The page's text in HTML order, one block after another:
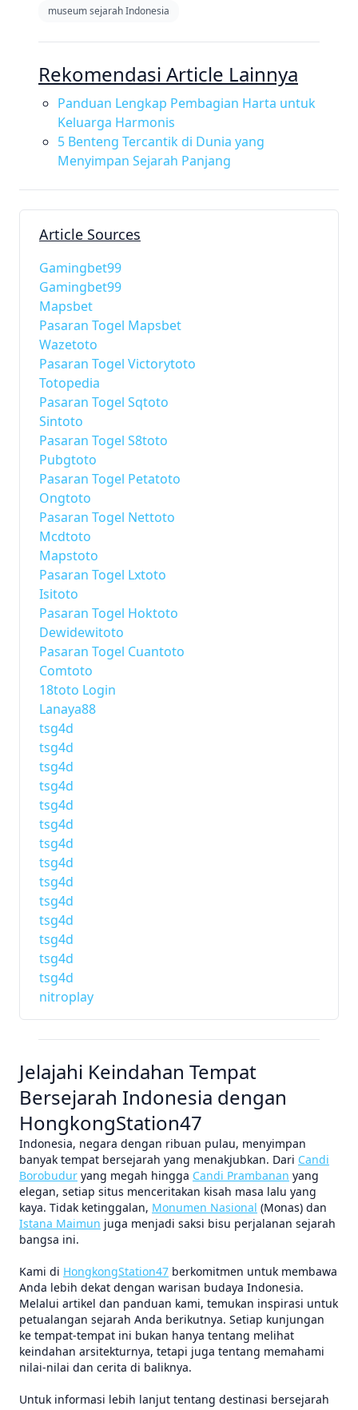
museum sejarah Indonesia
Rekomendasi Article Lainnya
Panduan Lengkap Pembagian Harta untuk
Keluarga Harmonis
5 Benteng Tercantik di Dunia yang
Menyimpan Sejarah Panjang
Article Sources
Gamingbet99
Gamingbet99
Mapsbet
Pasaran Togel Mapsbet
Wazetoto
Pasaran Togel Victorytoto
Totopedia
Pasaran Togel Sqtoto
Sintoto
Pasaran Togel S8toto
Pubgtoto
Pasaran Togel Petatoto
Ongtoto
Pasaran Togel Nettoto
Mcdtoto
Mapstoto
Pasaran Togel Lxtoto
Isitoto
Pasaran Togel Hoktoto
Dewidewitoto
Pasaran Togel Cuantoto
Comtoto
18toto Login
Lanaya88
tsg4d
tsg4d
tsg4d
tsg4d
tsg4d
tsg4d
tsg4d
tsg4d
tsg4d
tsg4d
tsg4d
tsg4d
tsg4d
tsg4d
nitroplay
Jelajahi Keindahan Tempat
Bersejarah Indonesia dengan
HongkongStation47
Indonesia, negara dengan ribuan pulau, menyimpan
banyak tempat bersejarah yang menakjubkan. Dari Candi
Borobudur yang megah hingga Candi Prambanan yang
elegan, setiap situs menceritakan kisah masa lalu yang
kaya. Tidak ketinggalan, Monumen Nasional (Monas) dan
Istana Maimun juga menjadi saksi bisu perjalanan sejarah
bangsa ini.
Kami di HongkongStation47 berkomitmen untuk membawa
Anda lebih dekat dengan warisan budaya Indonesia.
Melalui artikel dan panduan kami, temukan inspirasi untuk
petualangan sejarah Anda berikutnya. Setiap kunjungan
ke tempat-tempat ini bukan hanya tentang melihat
keindahan arsitekturnya, tetapi juga tentang memahami
nilai-nilai dan cerita di baliknya.
Untuk informasi lebih lanjut tentang destinasi bersejarah